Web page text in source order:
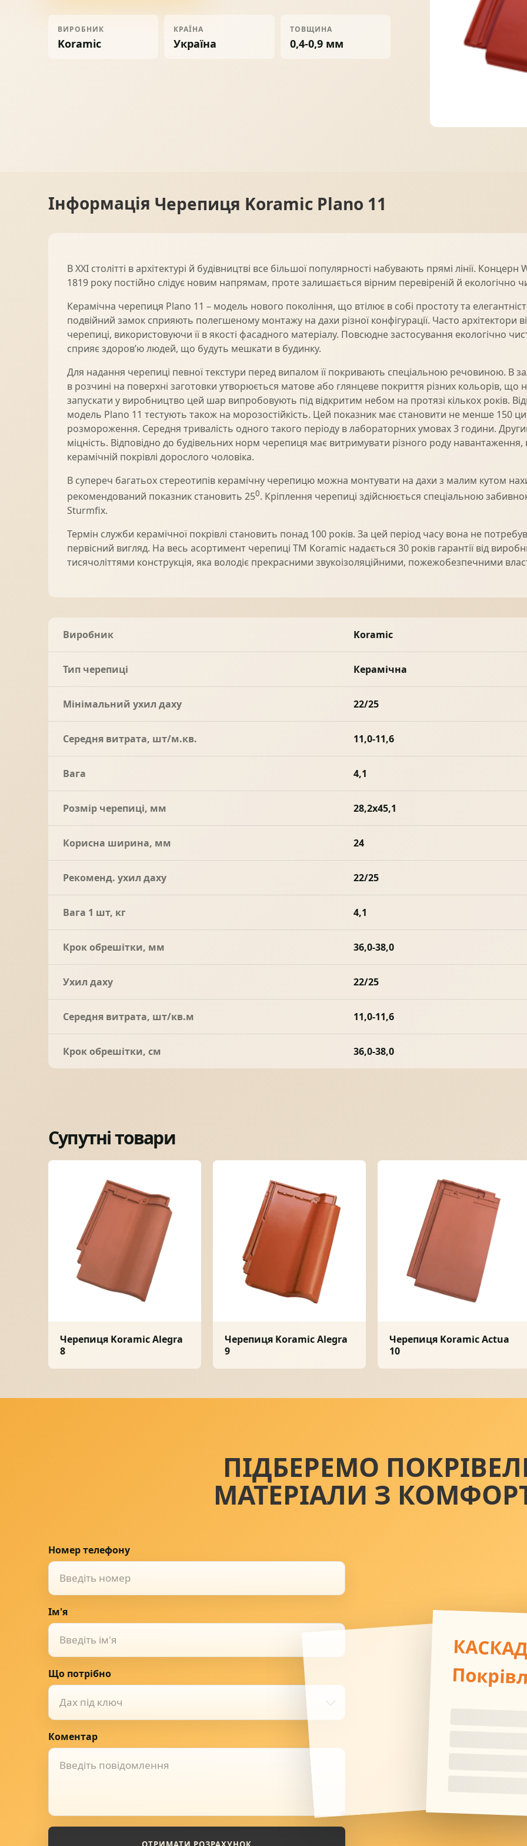
06 Ворота
ПРОФНАСТИЛ ФАЛЬЦЕВА ПОКРІВЛЯ
ВИРОБНИК
Koramic
КРАЇНА
Україна
ТОВЩИНА
0,4-0,9 мм
Інформація Черепиця Koramic Plano 11
В ХХІ столітті в архітектурі й будівництві все більшої популярності набувають прямі лінії.
1819 року постійно слідує новим напрямам, проте залишається вірним перевіреній й екологічно
Керамічна черепиця Plano 11 – модель нового покоління, що втілює в собі простоту та
подвійний замок сприяють полегшеному монтажу на дахи різної конфігурації. Часто архітектори
черепиці, використовуючи її в якості фасадного матеріалу. Повсюдне застосування екологічно
сприяє здоров’ю людей, що будуть мешкати в будинку.
Для надання черепиці певної текстури перед випалом її покривають спеціальною речовиною. В
в розчині на поверхні заготовки утворюється матове або глянцеве покриття різних кольорів,
запускати у виробництво цей шар випробовують під відкритим небом на протязі кількох років.
модель Plano 11 тестують також на морозостійкість. Цей показник має становити не менше 150
розмороження. Середня тривалість одного такого періоду в лабораторних умовах 3 години.
міцність. Відповідно до будівельних норм черепиця має витримувати різного роду
керамічній покрівлі дорослого чоловіка.
В супереч багатьох стереотипів керамічну черепицю можна монтувати на дахи з малим кутом
рекомендований показник становить 250. Кріплення черепиці здійснюється спеціальною
Sturmfix.
Термін служби керамічної покрівлі становить понад 100 років. За цей період часу вона не
первісний вигляд. На весь асортимент черепиці ТМ Koramic надається 30 років гарантії від
тисячоліттями конструкція, яка володіє прекрасними звукоізоляційними, пожежобезпечними
Виробник Koramic
Тип черепиці Керамічна
Мінімальний ухил даху 22/25
Середня витрата, шт/м.кв. 11,0-11,6
Вага 4,1
Розмір черепиці, мм 28,2х45,1
Корисна ширина, мм 24
Рекоменд. ухил даху 22/25
Вага 1 шт, кг 4,1
Крок обрешітки, мм 36,0-38,0
Ухил даху 22/25
Середня витрата, шт/кв.м 11,0-11,6
Крок обрешітки, см 36,0-38,0
Супутні товари
Черепиця Koramic Alegra
8
Черепиця Koramic Alegra
9
Черепиця Koramic Actua
10
ПІДБЕРЕМО
МАТЕРІАЛИ З
Номер телефону
Ім'я
Що потрібно
Дах під ключ
Коментар